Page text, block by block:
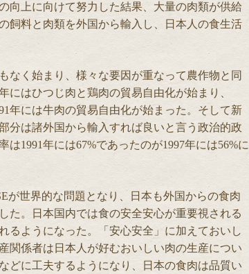
向上に向けて努力した結果、大量の肉類が供給
飼料と肉類を外国から輸入し、日本人の食生活
なく始まり、様々な要因が重なって農作物と同
にはひつじ肉と鶏肉の貿易自由化が始まり、
年には牛肉の貿易自由化が始まった。そして新
分は諸外国から輸入すれば良いと言う政治的政
1991年には67%であったのが1997年には56%に
が世界的な問題となり、日本も外国からの食肉
た。日本国内では食の安全安心が重要視される
るようになった。「安心安全」に加えておいし
関係者は日本人が好むおいしい肉の生産につい
どに工夫するようになり、日本の食肉は品質い